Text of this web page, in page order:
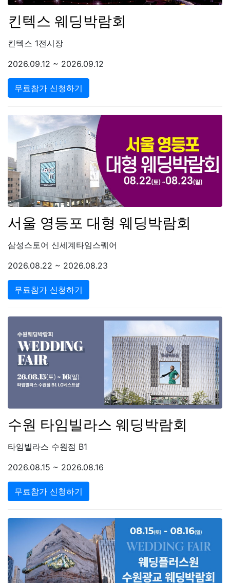
킨텍스 웨딩박람회
킨텍스 1전시장
2026.09.12 ~ 2026.09.12
무료참가 신청하기
서울 영등포 대형 웨딩박람회
삼성스토어 신세계타임스퀘어
2026.08.22 ~ 2026.08.23
무료참가 신청하기
수원 타임빌라스 웨딩박람회
타임빌라스 수원점 B1
2026.08.15 ~ 2026.08.16
무료참가 신청하기